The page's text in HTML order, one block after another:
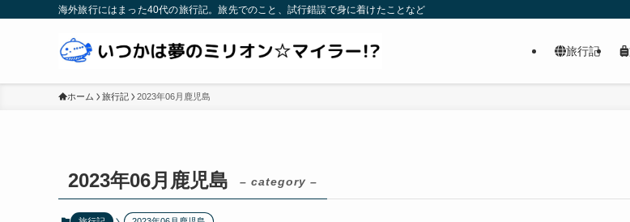
海外旅行にはまった40代の旅行記。旅先でのこと、試行錯誤で身に着けたことなど
旅行記
ホーム 旅行記 2023年06月鹿児島
2023年06月鹿児島 – category –